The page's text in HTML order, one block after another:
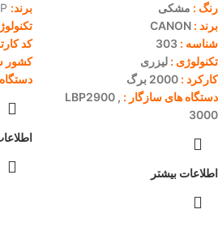
رنگ : مشکی
برند : CANON
شناسه : 303
تکنولوژی : لیزری
کارکرد :
دستگاه های سازگار : LBP2900 ,
3000
اطلاعات بیشتر
برند:
کد
کشور